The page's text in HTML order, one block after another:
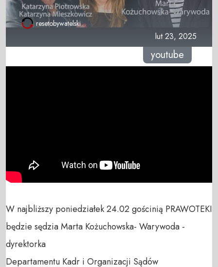
resetobywatelski
lut 23, 2025
youtube
W najbliższy poniedziałek 24.02 gościnią PRAWOTEKI
będzie sędzia Marta Kożuchowska- Warywoda -
dyrektorka
Departamentu Kadr i Organizacji Sądów